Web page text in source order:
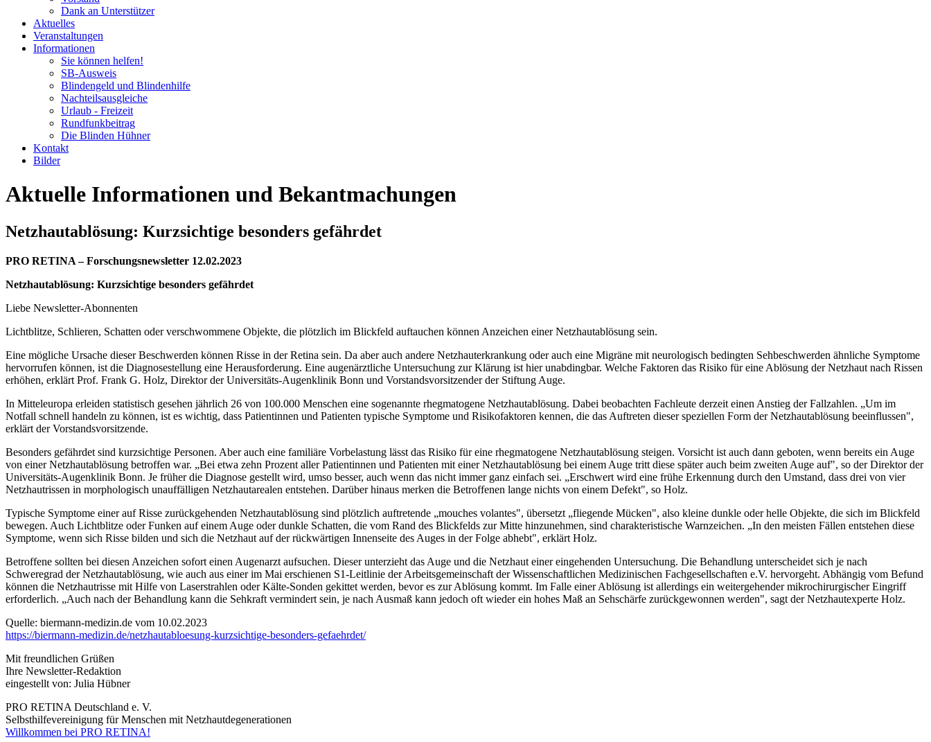
Dank an Unterstützer
Aktuelles
Veranstaltungen
Informationen
Sie können helfen!
SB-Ausweis
Blindengeld und Blindenhilfe
Nachteilsausgleiche
Urlaub - Freizeit
Rundfunkbeitrag
Die Blinden Hühner
Kontakt
Bilder
Aktuelle Informationen und Bekantmachungen
Netzhautablösung: Kurzsichtige besonders gefährdet
PRO RETINA – Forschungsnewsletter 12.02.2023
Netzhautablösung: Kurzsichtige besonders gefährdet
Liebe Newsletter-Abonnenten
Lichtblitze, Schlieren, Schatten oder verschwommene Objekte, die plötzlich im Blickfeld auftauchen können Anzeichen einer Netzhautablösung sein.
Eine mögliche Ursache dieser Beschwerden können Risse in der Retina sein. Da aber auch andere Netzhauterkrankung oder auch eine Migräne mit neurologisch bedingten Sehbeschwerden ähnliche Symptome
hervorrufen können, ist die Diagnosestellung eine Herausforderung. Eine augenärztliche Untersuchung zur Klärung ist hier unabdingbar. Welche Faktoren das Risiko für eine Ablösung der Netzhaut nach Rissen
erhöhen, erklärt Prof. Frank G. Holz, Direktor der Universitäts-Augenklinik Bonn und Vorstandsvorsitzender der Stiftung Auge.
In Mitteleuropa erleiden statistisch gesehen jährlich 26 von 100.000 Menschen eine sogenannte rhegmatogene Netzhautablösung. Dabei beobachten Fachleute derzeit einen Anstieg der Fallzahlen. „Um im
Notfall schnell handeln zu können, ist es wichtig, dass Patientinnen und Patienten typische Symptome und Risikofaktoren kennen, die das Auftreten dieser speziellen Form der Netzhautablösung beeinflussen",
erklärt der Vorstandsvorsitzende.
Besonders gefährdet sind kurzsichtige Personen. Aber auch eine familiäre Vorbelastung lässt das Risiko für eine rhegmatogene Netzhautablösung steigen. Vorsicht ist auch dann geboten, wenn bereits ein Auge
von einer Netzhautablösung betroffen war. „Bei etwa zehn Prozent aller Patientinnen und Patienten mit einer Netzhautablösung bei einem Auge tritt diese später auch beim zweiten Auge auf", so der Direktor der
Universitäts-Augenklinik Bonn. Je früher die Diagnose gestellt wird, umso besser, auch wenn das nicht immer ganz einfach sei. „Erschwert wird eine frühe Erkennung durch den Umstand, dass drei von vier
Netzhautrissen in morphologisch unauffälligen Netzhautarealen entstehen. Darüber hinaus merken die Betroffenen lange nichts von einem Defekt", so Holz.
Typische Symptome einer auf Risse zurückgehenden Netzhautablösung sind plötzlich auftretende „mouches volantes", übersetzt „fliegende Mücken", also kleine dunkle oder helle Objekte, die sich im Blickfeld
bewegen. Auch Lichtblitze oder Funken auf einem Auge oder dunkle Schatten, die vom Rand des Blickfelds zur Mitte hinzunehmen, sind charakteristische Warnzeichen. „In den meisten Fällen entstehen diese
Symptome, wenn sich Risse bilden und sich die Netzhaut auf der rückwärtigen Innenseite des Auges in der Folge abhebt", erklärt Holz.
Betroffene sollten bei diesen Anzeichen sofort einen Augenarzt aufsuchen. Dieser unterzieht das Auge und die Netzhaut einer eingehenden Untersuchung. Die Behandlung unterscheidet sich je nach
Schweregrad der Netzhautablösung, wie auch aus einer im Mai erschienen S1-Leitlinie der Arbeitsgemeinschaft der Wissenschaftlichen Medizinischen Fachgesellschaften e.V. hervorgeht. Abhängig vom Befund
können die Netzhautrisse mit Hilfe von Laserstrahlen oder Kälte-Sonden gekittet werden, bevor es zur Ablösung kommt. Im Falle einer Ablösung ist allerdings ein weitergehender mikrochirurgischer Eingriff
erforderlich. „Auch nach der Behandlung kann die Sehkraft vermindert sein, je nach Ausmaß kann jedoch oft wieder ein hohes Maß an Sehschärfe zurückgewonnen werden", sagt der Netzhautexperte Holz.
Quelle: biermann-medizin.de vom 10.02.2023
https://biermann-medizin.de/netzhautabloesung-kurzsichtige-besonders-gefaehrdet/
Mit freundlichen Grüßen
Ihre Newsletter-Redaktion
eingestellt von: Julia Hübner
PRO RETINA Deutschland e. V.
Selbsthilfevereinigung für Menschen mit Netzhautdegenerationen
Willkommen bei PRO RETINA!